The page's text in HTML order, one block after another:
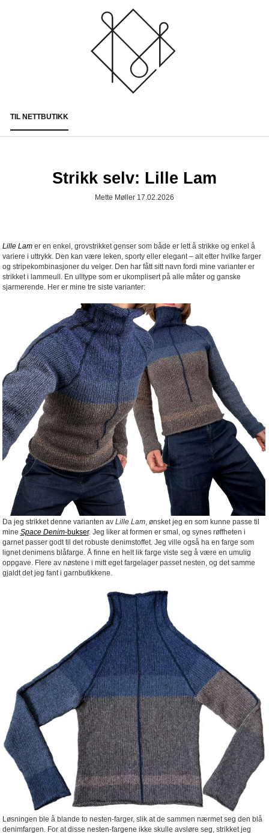
TIL NETTBUTIKK
Strikk selv: Lille Lam
Mette Møller 17.02.2026
Lille Lamer en enkel, grovstrikket genser som både er lett å strikke og enkel å
variere i uttrykk. Den kan være leken, sporty eller elegant – alt etter hvilke farger
og stripekombinasjoner du velger. Den har fått sitt navn fordi mine varianter er
strikket i lammeull. En ulltype som er ukomplisert på alle måter og ganske
sjarmerende. Her er mine tre siste varianter:
Da jeg strikket denne varianten av Lille Lam, ønsket jeg en som kunne passe til
mine Space Denim-bukser. Jeg liker at formen er smal, og synes røffheten i
garnet passer godt til det robuste denimstoffet. Jeg ville også ha en farge som
lignet denimens blåfarge. Å finne en helt lik farge viste seg å være en umulig
oppgave. Flere av nøstene i mitt eget fargelager passet nesten, og det samme
gjaldt det jeg fant i garnbutikkene.
Løsningen ble å blande to nesten-farger, slik at de sammen nærmet seg den blå
denimfargen. For at disse nesten-fargene ikke skulle avsløre seg, strikket jeg